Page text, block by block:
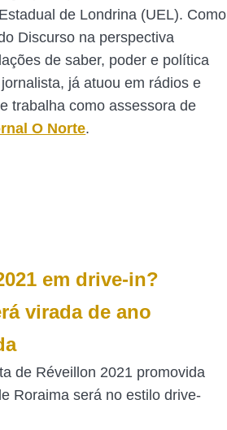
de Londrina (UEL). Como
Discurso na perspectiva
de saber, poder e política
já atuou em rádios e
trabalha como assessora de
O Norte.
em drive-in?
virada de ano
de Réveillon 2021 promovida
Roraima será no estilo drive-